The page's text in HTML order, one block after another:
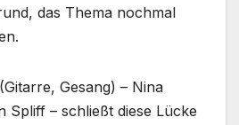
das Thema nochmal
Gesang) – Nina
Spliff – schließt diese Lücke